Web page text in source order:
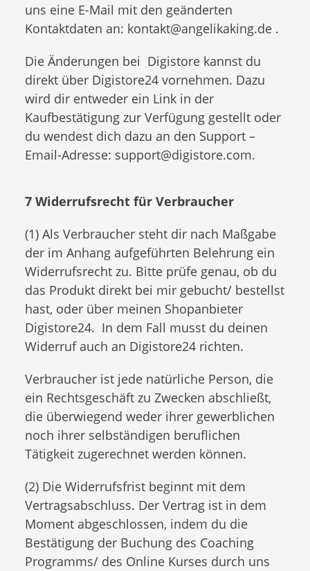
uns eine E-Mail mit den geänderten
Kontaktdaten an: kontakt@angelikaking.de .
Die Änderungen bei Digistore kannst du
direkt über Digistore24 vornehmen. Dazu
wird dir entweder ein Link in der
Kaufbestätigung zur Verfügung gestellt oder
du wendest dich dazu an den Support –
Email-Adresse: support@digistore.com.
7 Widerrufsrecht für Verbraucher
(1) Als Verbraucher steht dir nach Maßgabe
der im Anhang aufgeführten Belehrung ein
Widerrufsrecht zu. Bitte prüfe genau, ob du
das Produkt direkt bei mir gebucht/ bestellst
hast, oder über meinen Shopanbieter
Digistore24. In dem Fall musst du deinen
Widerruf auch an Digistore24 richten.
Verbraucher ist jede natürliche Person, die
ein Rechtsgeschäft zu Zwecken abschließt,
die überwiegend weder ihrer gewerblichen
noch ihrer selbständigen beruflichen
Tätigkeit zugerechnet werden können.
(2) Die Widerrufsfrist beginnt mit dem
Vertragsabschluss. Der Vertrag ist in dem
Moment abgeschlossen, indem du die
Bestätigung der Buchung des Coaching
Programms/ des Online Kurses durch uns